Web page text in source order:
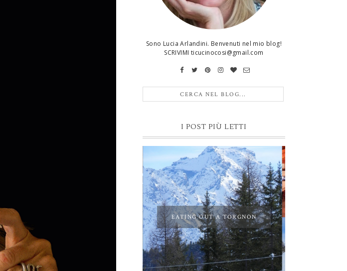
Sono Lucia Arlandini. Benvenuti nel mio blog!
SCRIVIMI ticucinocosi@gmail.com
I POST PIÙ LETTI
EATING OUT A TORGNON